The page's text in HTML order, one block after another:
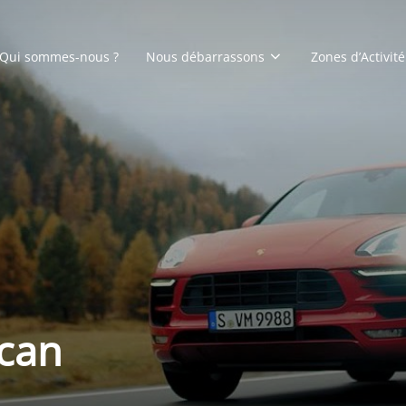
sommes-nous ? Nous débarrassons Zones d’Activité